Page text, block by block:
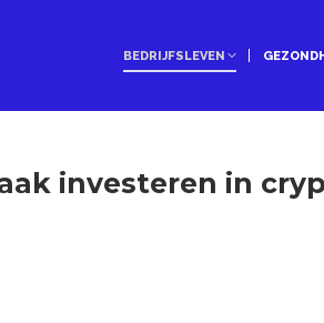
BEDRIJFSLEVEN
investeren in